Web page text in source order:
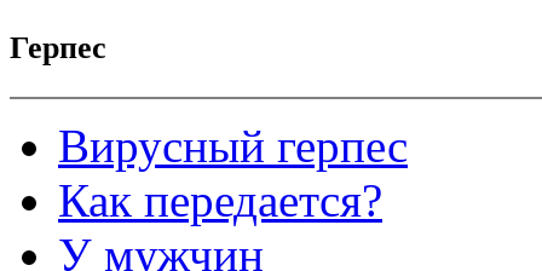
Герпес
Вирусный герпес
Как передается?
У мужчин